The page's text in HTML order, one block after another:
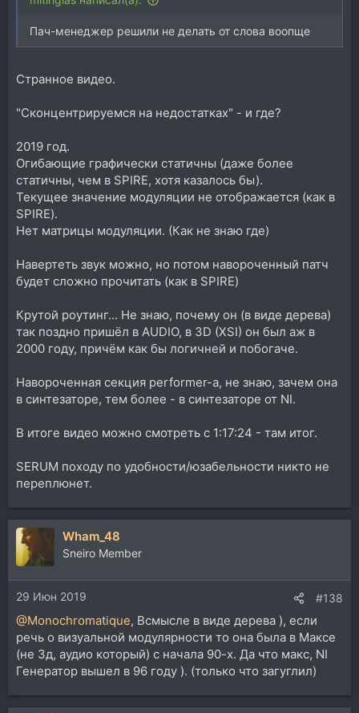
Пач-менеджер решили не делать от слова воопще
Странное видео.
"Сконцентрируемся на недостатках" - и где?
2019 год.
Огибающие графически статичны (даже более
статичны, чем в SPIRE, хотя казалось бы).
Текущее значение модуляции не отображается (как в
SPIRE).
Нет матрицы модуляции. (Как не знаю где)
Навертеть звук можно, но потом навороченный патч
будет сложно прочитать (как в SPIRE)
Крутой роутинг... Не знаю, почему он (в виде дерева)
так поздно пришёл в AUDIO, в 3D (XSI) он был аж в
2000 году, причём как бы логичней и побогаче.
Навороченная секция performer-а, не знаю, зачем она
в синтезаторе, тем более - в синтезаторе от NI.
В итоге видео можно смотреть с 1:17:24 - там итог.
SERUM походу по удобности/юзабельности никто не
переплюнет.
Wham_48
Sneiro Member
29 Июн 2019 #138
@Monochromatique, Всмысле в виде дерева ), если
речь о визуальной модулярности то она была в Максе
(не 3д, аудио который) с начала 90-х. Да что макс, NI
Генератор вышел в 96 году ). (только что загуглил)